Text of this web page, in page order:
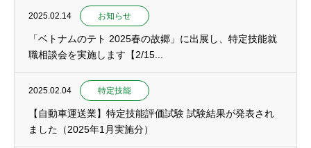
2025.02.14 お知らせ
「ベトナムのテト 2025春の故郷」に出展し、特定技能就
職相談会を実施します【2/15...
2025.02.04 特定技能
【自動車運送業】特定技能評価試験 試験結果が発表され
ました（2025年1月実施分）